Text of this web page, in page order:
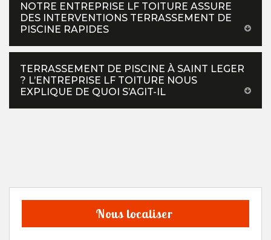
NOTRE ENTREPRISE LF TOITURE ASSURE
DES INTERVENTIONS TERRASSEMENT DE
PISCINE RAPIDES
TERRASSEMENT DE PISCINE À SAINT LEGER
? L’ENTREPRISE LF TOITURE NOUS
EXPLIQUE DE QUOI S’AGIT-IL
Nous localiser